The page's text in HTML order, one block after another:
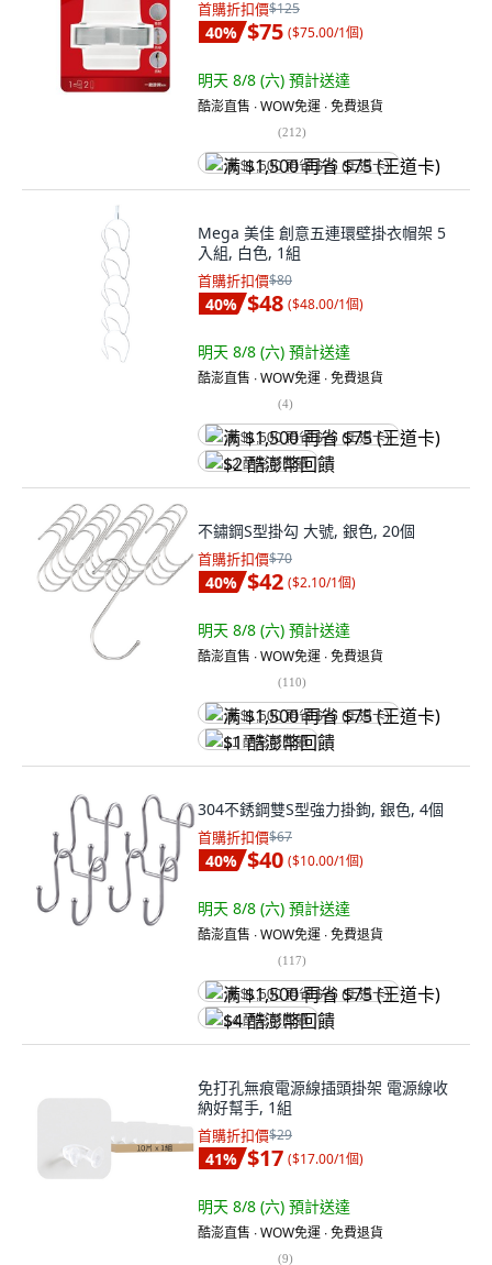
首購折扣價$125
40% $75 ($75.00/1個)
明天 8/8 (六) 預計送達
酷澎直售 ∙ WOW免運 ∙ 免費退貨
(212)
满 $1,500 再省 $75 (王道卡)
Mega 美佳 創意五連環壁掛衣帽架 5
入組, 白色, 1組
首購折扣價$80
40% $48 ($48.00/1個)
明天 8/8 (六) 預計送達
酷澎直售 ∙ WOW免運 ∙ 免費退貨
(4)
满 $1,500 再省 $75 (王道卡)
$2 酷澎幣回饋
不鏽鋼S型掛勾 大號, 銀色, 20個
首購折扣價$70
40% $42 ($2.10/1個)
明天 8/8 (六) 預計送達
酷澎直售 ∙ WOW免運 ∙ 免費退貨
(110)
满 $1,500 再省 $75 (王道卡)
$1 酷澎幣回饋
304不銹鋼雙S型強力掛鉤, 銀色, 4個
首購折扣價$67
40% $40 ($10.00/1個)
明天 8/8 (六) 預計送達
酷澎直售 ∙ WOW免運 ∙ 免費退貨
(117)
满 $1,500 再省 $75 (王道卡)
$4 酷澎幣回饋
免打孔無痕電源線插頭掛架 電源線收
納好幫手, 1組
首購折扣價$29
41% $17 ($17.00/1個)
明天 8/8 (六) 預計送達
酷澎直售 ∙ WOW免運 ∙ 免費退貨
(9)